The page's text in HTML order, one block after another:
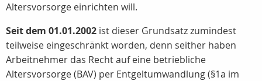
Altersvorsorge einrichten will.
Seit dem 01.01.2002 ist dieser Grundsatz zumindest
teilweise eingeschränkt worden, denn seither haben
Arbeitnehmer das Recht auf eine betriebliche
Altersvorsorge (BAV) per Entgeltumwandlung (§1a im